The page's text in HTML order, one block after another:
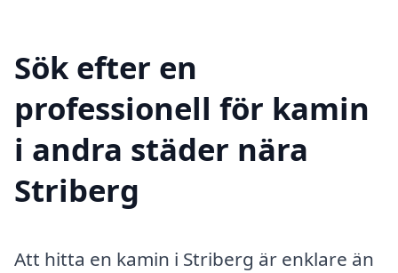
Sök efter en
professionell för kamin
i andra städer nära
Striberg
Att hitta en kamin i Striberg är enklare än